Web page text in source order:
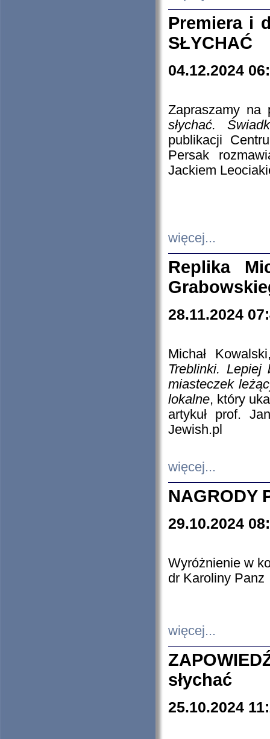
Premiera i
SŁYCHAĆ
04.12.2024
Zapraszamy
słychać.
publikacji
Persak
Jackiem
więcej...
Replika
28.11.2024
Michał
Treblinki. Lepiej
miasteczek
lokalne, który
artykuł prof.
Jewish.pl
więcej...
NAGRODY
29.10.2024
Wyróżnienie w
dr Karoliny Panz
więcej...
słychać
25.10.2024